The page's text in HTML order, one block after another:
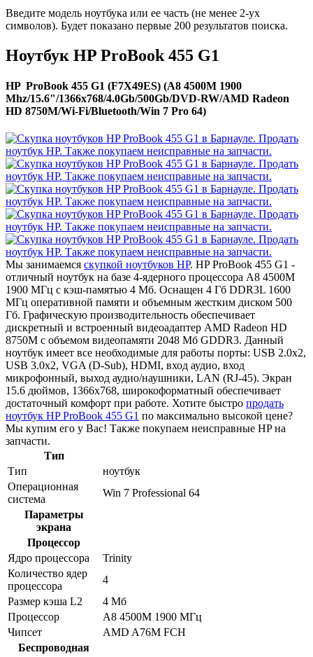
Введите модель ноутбука или ее часть (не менее 2-ух
символов). Будет показано первые 200 результатов поиска.
Ноутбук HP ProBook 455 G1
HP ProBook 455 G1 (F7X49ES) (A8 4500M 1900
Mhz/15.6"/1366x768/4.0Gb/500Gb/DVD-RW/AMD Radeon
HD 8750M/Wi-Fi/Bluetooth/Win 7 Pro 64)
Мы занимаемся скупкой ноутбуков HP. HP ProBook 455 G1 -
отличный ноутбук на базе 4-ядерного процессора A8 4500M
1900 МГц с кэш-памятью 4 Мб. Оснащен 4 Гб DDR3L 1600
МГц оперативной памяти и объемным жестким диском 500
Гб. Графическую производительность обеспечивает
дискретный и встроенный видеоадаптер AMD Radeon HD
8750M с объемом видеопамяти 2048 Мб GDDR3. Данный
ноутбук имеет все необходимые для работы порты: USB 2.0x2,
USB 3.0x2, VGA (D-Sub), HDMI, вход аудио, вход
микрофонный, выход аудио/наушники, LAN (RJ-45). Экран
15.6 дюймов, 1366x768, широкоформатный обеспечивает
достаточный комфорт при работе. Хотите быстро продать
ноутбук HP ProBook 455 G1 по максимально высокой цене?
Мы купим его у Вас! Также покупаем неисправные HP на
запчасти.
Тип
Тип
ноутбук
Операционная
система
Win 7 Professional 64
Параметры
экрана
Процессор
Ядро процессора
Trinity
Количество ядер
процессора
4
Размер кэша L2
4 Мб
Процессор
A8 4500M 1900 МГц
Чипсет
AMD A76M FCH
Беспроводная